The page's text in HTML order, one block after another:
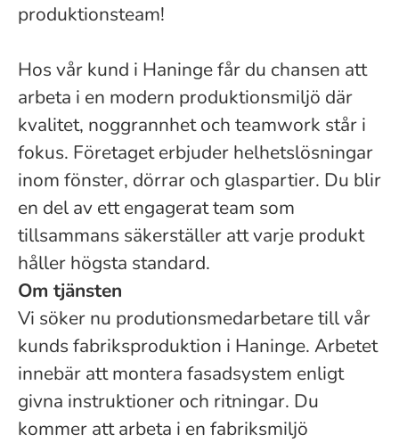
produktionsteam!
Hos vår kund i Haninge får du chansen att
arbeta i en modern produktionsmiljö där
kvalitet, noggrannhet och teamwork står i
fokus. Företaget erbjuder helhetslösningar
inom fönster, dörrar och glaspartier. Du blir
en del av ett engagerat team som
tillsammans säkerställer att varje produkt
håller högsta standard.
Om tjänsten
Vi söker nu produtionsmedarbetare till vår
kunds fabriksproduktion i Haninge. Arbetet
innebär att montera fasadsystem enligt
givna instruktioner och ritningar. Du
kommer att arbeta i en fabriksmiljö